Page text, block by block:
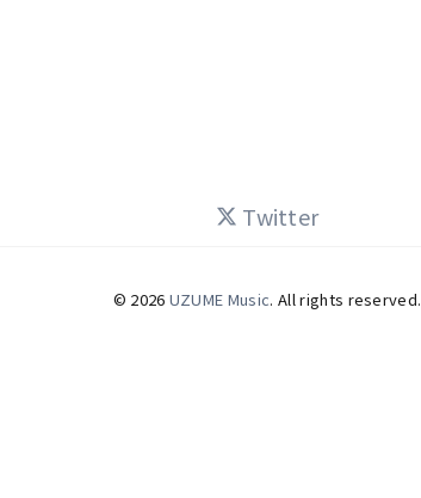
Twitter
© 2026 UZUME Music. All rights reserved.